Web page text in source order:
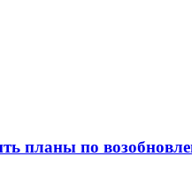
планы по